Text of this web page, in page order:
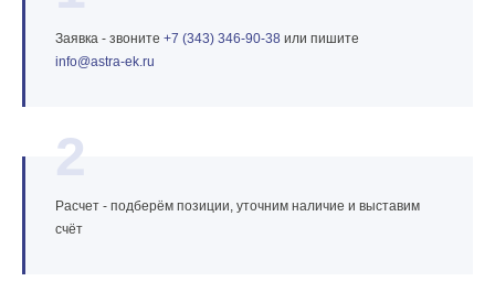
Заявка - звоните +7 (343) 346‑90‑38 или пишите
info@astra‑ek.ru
2
Расчет - подберём позиции, уточним наличие и выставим
счёт